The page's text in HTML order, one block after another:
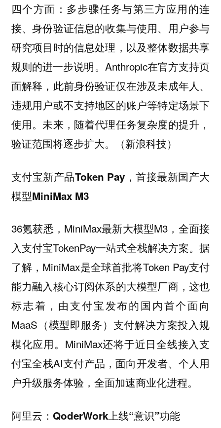
四个方面：多步骤任务与第三方应用的连
接、身份验证信息的收集与使用、用户参与
研究项目时的信息处理，以及整体数据共享
规则的进一步说明。Anthropic在官方支持页
面解释，此前身份验证仅在涉及未成年人、
违规用户或不支持地区的账户等特定场景下
使用。未来，随着代理任务复杂度的提升，
验证范围将逐步扩大。（新浪科技）
支付宝新产品Token Pay，首接最新国产大
模型MiniMax M3
36氪获悉，MiniMax最新大模型M3，全面接
入支付宝TokenPay一站式全栈解决方案。据
了解，MiniMax是全球首批将Token Pay支付
能力融入核心订阅体系的大模型厂商，这也
标志着，由支付宝发布的国内首个面向
MaaS（模型即服务）支付解决方案投入规
模化应用。MiniMax还将于近日全线接入支
付宝全栈AI支付产品，面向开发者、个人用
户升级服务体验，全面加速商业化进程。
阿里云：QoderWork上线“意识”功能